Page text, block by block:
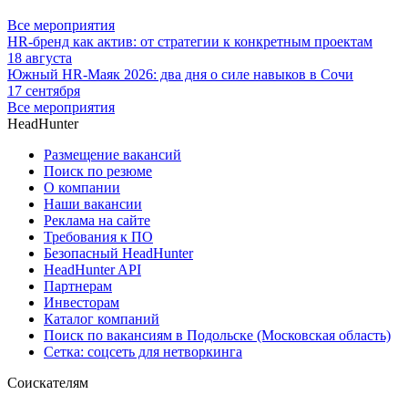
Все мероприятия
HR-бренд как актив: от стратегии к конкретным проектам
18 августа
Южный HR-Маяк 2026: два дня о силе навыков в Сочи
17 сентября
Все мероприятия
HeadHunter
Размещение вакансий
Поиск по резюме
О компании
Наши вакансии
Реклама на сайте
Требования к ПО
Безопасный HeadHunter
HeadHunter API
Партнерам
Инвесторам
Каталог компаний
Поиск по вакансиям в Подольске (Московская область)
Сетка: соцсеть для нетворкинга
Соискателям